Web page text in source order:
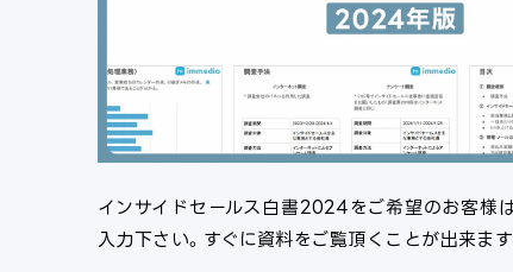
インサイドセールス白書2024をご希望のお客様
入力下さい。すぐに資料をご覧頂くことが出来ます